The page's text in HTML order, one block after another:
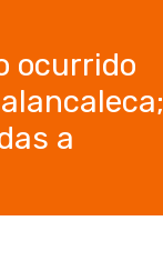
ocurrido
a